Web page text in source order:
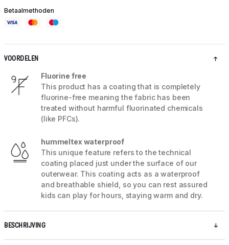
Betaalmethoden
VOORDELEN
Fluorine free
This product has a coating that is completely
fluorine-free meaning the fabric has been
treated without harmful fluorinated chemicals
(like PFCs).
hummeltex waterproof
This unique feature refers to the technical
coating placed just under the surface of our
outerwear. This coating acts as a waterproof
and breathable shield, so you can rest assured
kids can play for hours, staying warm and dry.
BESCHRIJVING